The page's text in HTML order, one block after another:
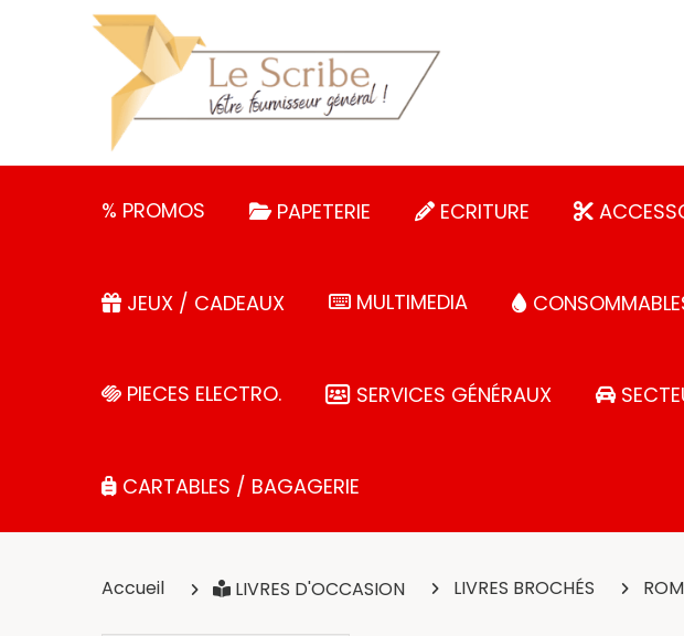
% PROMOS PAPETERIE ECRITURE
JEUX / CADEAUX MULTIMEDIA
PIECES ELECTRO. SERVICES GÉNÉRAUX
CARTABLES / BAGAGERIE
Accueil LIVRES D'OCCASION LIVRES BROCHÉS